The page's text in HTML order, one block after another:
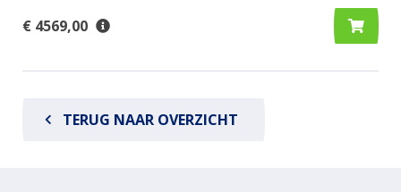
€ 4569,00
TERUG NAAR OVERZICHT